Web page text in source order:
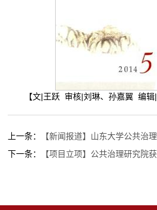
【文|王跃 审核|刘琳、孙嘉翼 编辑|
上一条：
【新闻报道】山东大学公共治
下一条：
【项目立项】公共治理研究院